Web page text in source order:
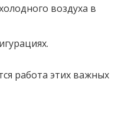
воздуха в
работа этих важных